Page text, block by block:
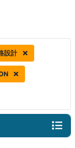
設計